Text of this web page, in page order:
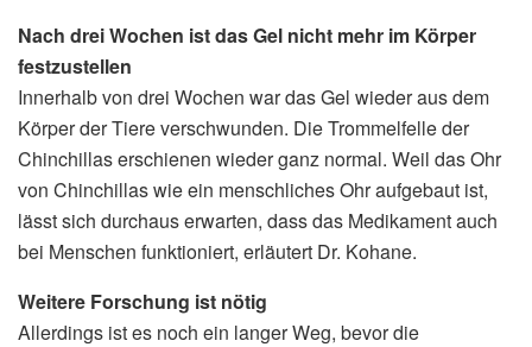
Nach drei Wochen ist das Gel nicht mehr im Körper
festzustellen
Innerhalb von drei Wochen war das Gel wieder aus dem
Körper der Tiere verschwunden. Die Trommelfelle der
Chinchillas erschienen wieder ganz normal. Weil das Ohr
von Chinchillas wie ein menschliches Ohr aufgebaut ist,
lässt sich durchaus erwarten, dass das Medikament auch
bei Menschen funktioniert, erläutert Dr. Kohane.
Weitere Forschung ist nötig
Allerdings ist es noch ein langer Weg, bevor die